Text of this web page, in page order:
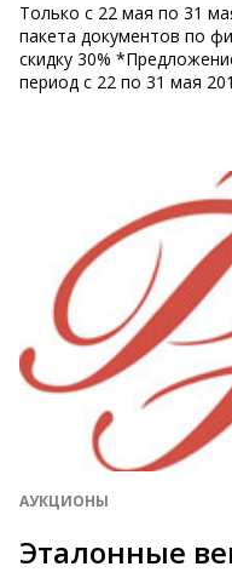
Только с 22 мая по 31
пакета документов по
скидку 30%
период с 22 по 31 мая
АУКЦИОНЫ
Эталонные